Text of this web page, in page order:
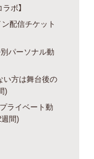
ボ】
配信チケット
パーソナル動
い方は舞台後の
)
ライベート動
間)